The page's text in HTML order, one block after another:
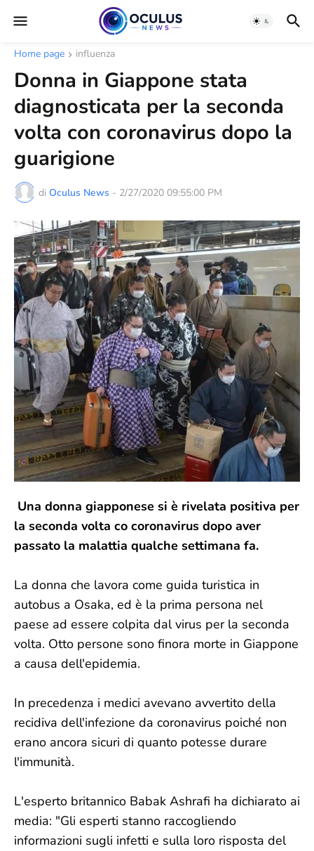
Home page influenza
Donna in Giappone stata
diagnosticata per la seconda
volta con coronavirus dopo la
guarigione
di Oculus News - 2/27/2020 09:55:00 PM
Una donna giapponese si è rivelata positiva per
la seconda volta co coronavirus dopo aver
passato la malattia qualche settimana fa.
La donna che lavora come guida turistica in
autobus a Osaka, ed è la prima persona nel
paese ad essere colpita dal virus per la seconda
volta. Otto persone sono finora morte in Giappone
a causa dell'epidemia.
In precedenza i medici avevano avvertito della
recidiva dell'infezione da coronavirus poiché non
erano ancora sicuri di quanto potesse durare
l'immunità.
L'esperto britannico Babak Ashrafi ha dichiarato ai
media: "Gli esperti stanno raccogliendo
informazioni sugli infetti e sulla loro risposta del